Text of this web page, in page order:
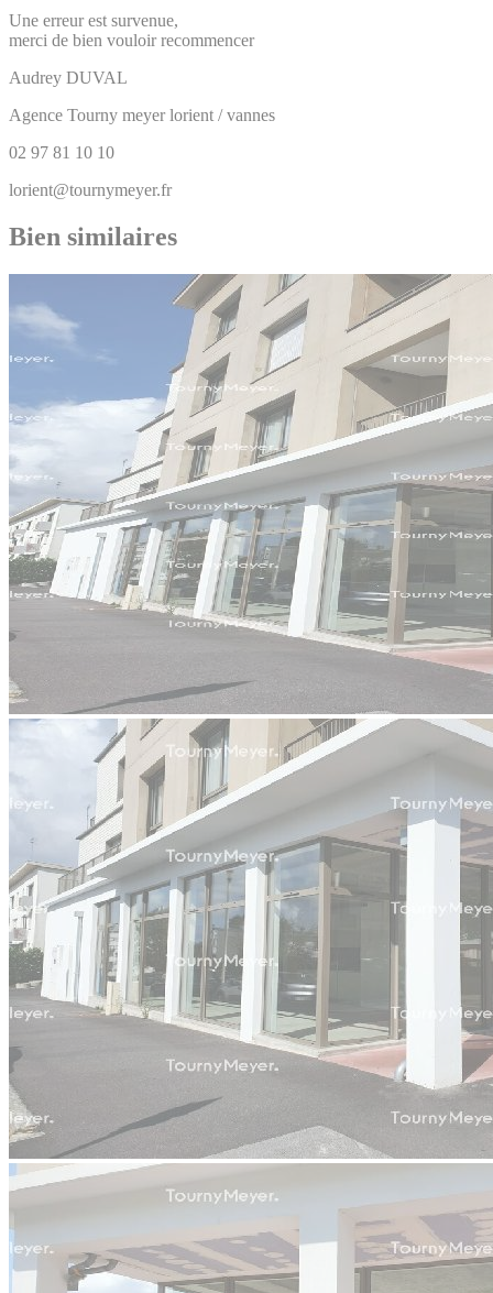
Une erreur est survenue,
merci de bien vouloir recommencer
Audrey DUVAL
Agence Tourny meyer lorient / vannes
02 97 81 10 10
lorient@tournymeyer.fr
Bien similaires